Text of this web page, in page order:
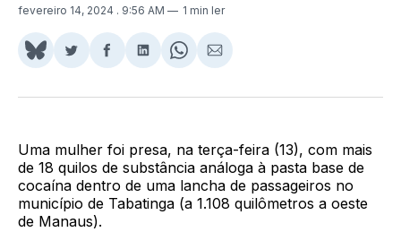
fevereiro 14, 2024 . 9:56 AM 1 min ler
Share
BlueSky
Compartilhar
Twitter
Compartilhar
Facebook
Compartilhar
LinkedIn
Share
WhatsApp
Compartilhar
Email
Uma mulher foi presa, na terça-feira (13), com mais
de 18 quilos de substância análoga à pasta base de
cocaína dentro de uma lancha de passageiros no
município de Tabatinga (a 1.108 quilômetros a oeste
de Manaus).